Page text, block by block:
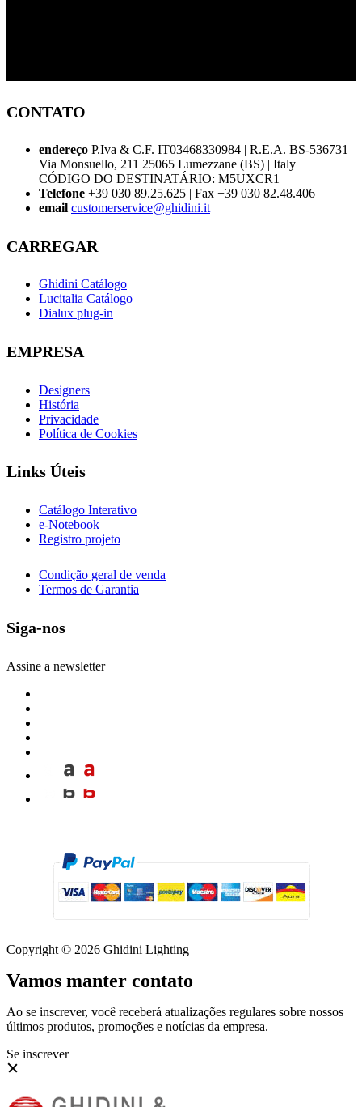
CONTATO
endereço P.Iva & C.F. IT03468330984 | R.E.A. BS-536731
Via Monsuello, 211 25065 Lumezzane (BS) | Italy
CÓDIGO DO DESTINATÁRIO: M5UXCR1
Telefone +39 030 89.25.625 | Fax +39 030 82.48.406
email customerservice@ghidini.it
CARREGAR
Ghidini Catálogo
Lucitalia Catálogo
Dialux plug-in
EMPRESA
Designers
História
Privacidade
Política de Cookies
Links Úteis
Catálogo Interativo
e-Notebook
Registro projeto
Condição geral de venda
Termos de Garantia
Siga-nos
Assine a newsletter
Copyright © 2026 Ghidini Lighting
Vamos manter contato
Ao se inscrever, você receberá atualizações regulares sobre nossos
últimos produtos, promoções e notícias da empresa.
Se inscrever